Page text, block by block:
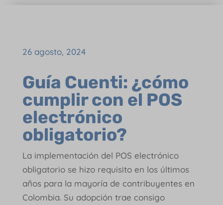
26 agosto, 2024
Guía Cuenti: ¿cómo
cumplir con el POS
electrónico
obligatorio?
La implementación del POS electrónico
obligatorio se hizo requisito en los últimos
años para la mayoría de contribuyentes en
Colombia. Su adopción trae consigo